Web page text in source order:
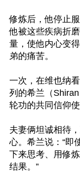
修炼后，他停止
他被这些疾病折
量，使他内心变
弟的痛苦。
一次，在维也纳
列的希兰（
轮功的共同信仰
夫妻俩坦诚相待
心。希兰说：“即
下来思考、用修
结果。”